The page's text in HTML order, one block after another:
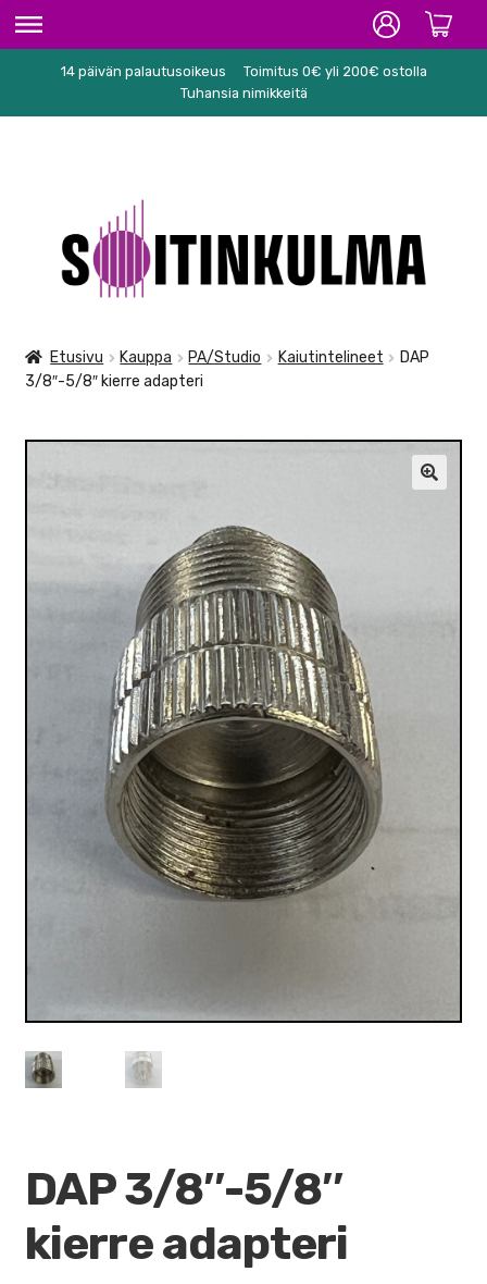
ETUSIVU
KARAOKE
NUOTIT
TARVIKKEET
SEKALAISET
14 päivän palautusoikeus
Toimitus 0€ yli 200€ ostolla
Tuhansia nimikkeitä
navigointiin
sisältöön
Etusivu Kauppa PA/Studio Kaiutintelineet
DAP
3/8″-5/8″ kierre adapteri
DAP 3/8″-5/8″
kierre adapteri